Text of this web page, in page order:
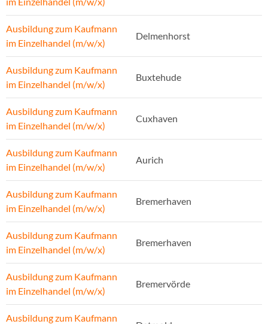
Ausbildung zum Kaufmann
im Einzelhandel (m/w/x)
Delmenhorst
Ausbildung zum Kaufmann
im Einzelhandel (m/w/x)
Buxtehude
Ausbildung zum Kaufmann
im Einzelhandel (m/w/x)
Cuxhaven
Ausbildung zum Kaufmann
im Einzelhandel (m/w/x)
Aurich
Ausbildung zum Kaufmann
im Einzelhandel (m/w/x)
Bremerhaven
Ausbildung zum Kaufmann
im Einzelhandel (m/w/x)
Bremerhaven
Ausbildung zum Kaufmann
im Einzelhandel (m/w/x)
Bremervörde
Ausbildung zum Kaufmann